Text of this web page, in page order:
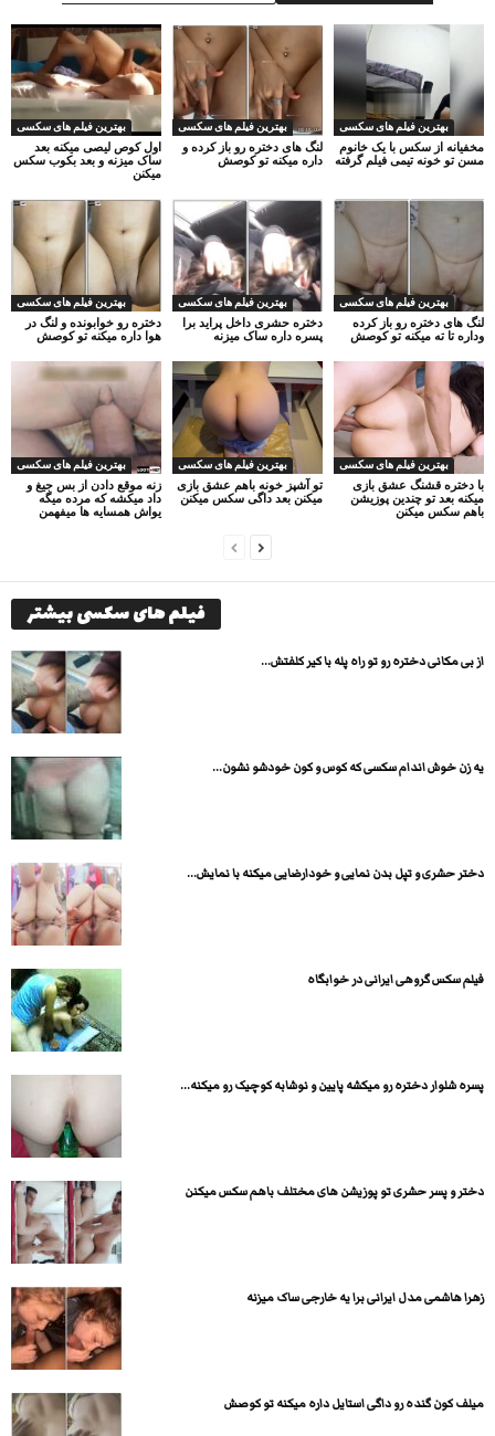
بهترین فیلم های سکسی
اول کوص لیصی میکنه بعد
ساک میزنه و بعد بکوب سکس
میکنن
بهترین فیلم های سکسی
لنگ های دختره رو باز کرده و
داره میکنه تو کوصش
بهترین فیلم های سکسی
مخفیانه از سکس با یک خانوم
مسن تو خونه تیمی فیلم گرفته
بهترین فیلم های سکسی
دختره رو خوابونده و لنگ در
هوا داره میکنه تو کوصش
بهترین فیلم های سکسی
دختره حشری داخل پراید برا
پسره داره ساک میزنه
بهترین فیلم های سکسی
لنگ های دختره رو باز کرده
وداره تا ته میکنه تو کوصش
بهترین فیلم های سکسی
زنه موقع دادن از بس جیغ و
داد میکشه که مرده میگه
یواش همسایه ها میفهمن
بهترین فیلم های سکسی
تو آشپز خونه باهم عشق بازی
میکنن بعد داگی سکس میکنن
بهترین فیلم های سکسی
با دختره قشنگ عشق بازی
میکنه بعد تو چندین پوزیشن
باهم سکس میکنن
فیلم های سکسی بیشتر
از بی مکانی دختره رو تو راه پله با کیر کلفتش...
یه زن خوش اندام سکسی که کوس و کون خودشو نشون...
دختر حشری و تپل بدن نمایی و خودارضایی میکنه با نمایش...
فیلم سکس گروهی ایرانی در خوابگاه
پسره شلوار دختره رو میکشه پایین و نوشابه کوچیک رو میکنه...
دختر و پسر حشری تو پوزیشن های مختلف باهم سکس میکنن
زهرا هاشمی مدل ایرانی برا یه خارجی ساک میزنه
میلف کون گنده رو داگی استایل داره میکنه تو کوصش